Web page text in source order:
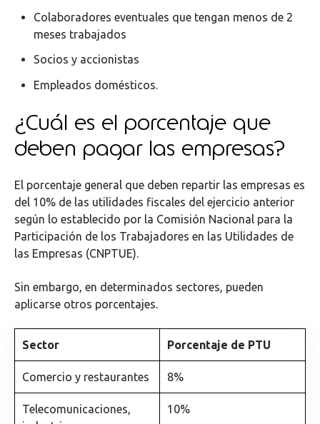
Colaboradores eventuales que tengan menos de 2
meses trabajados
Socios y accionistas
Empleados domésticos.
¿Cuál es el porcentaje que
deben pagar las empresas?
El porcentaje general que deben repartir las empresas es
del 10% de las utilidades fiscales del ejercicio anterior
según lo establecido por la Comisión Nacional para la
Participación de los Trabajadores en las Utilidades de
las Empresas (CNPTUE).
Sin embargo, en determinados sectores, pueden
aplicarse otros porcentajes.
Sector Porcentaje de PTU
Comercio y restaurantes 8%
Telecomunicaciones,
10%